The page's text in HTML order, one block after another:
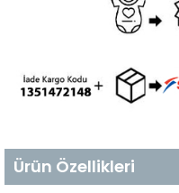
Ürün Özellikleri